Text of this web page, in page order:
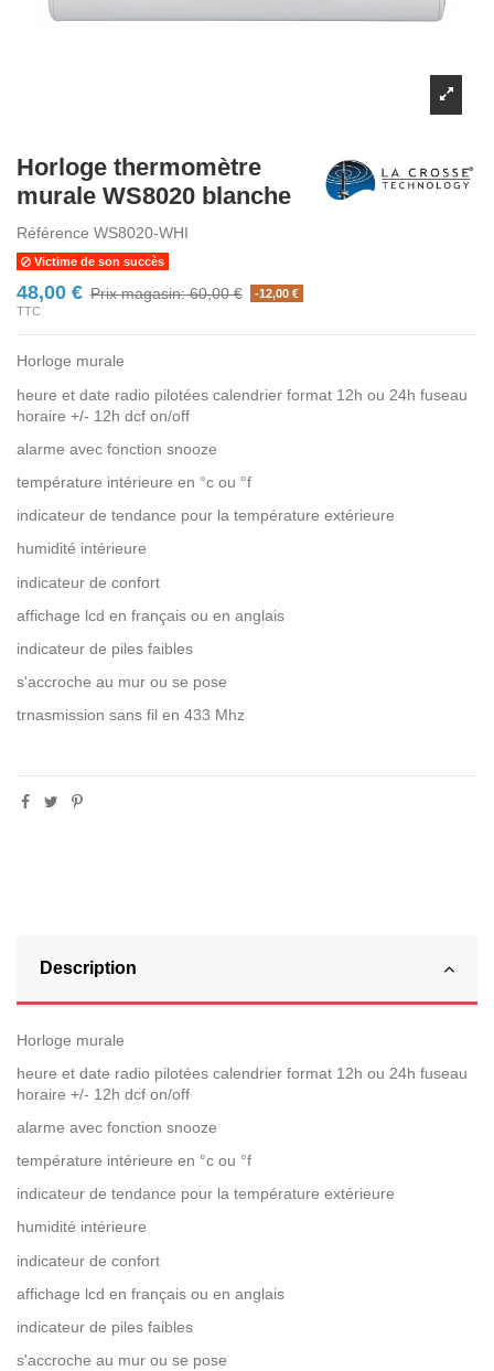
Horloge thermomètre
murale WS8020 blanche
Référence WS8020-WHI
Victime de son succès
48,00 € Prix magasin: 60,00 €
-12,00 €
TTC
Horloge murale
heure et date radio pilotées calendrier format 12h ou 24h fuseau
horaire +/- 12h dcf on/off
alarme avec fonction snooze
température intérieure en °c ou °f
indicateur de tendance pour la température extérieure
humidité intérieure
indicateur de confort
affichage lcd en français ou en anglais
indicateur de piles faibles
s'accroche au mur ou se pose
trnasmission sans fil en 433 Mhz
Description
Horloge murale
heure et date radio pilotées calendrier format 12h ou 24h fuseau
horaire +/- 12h dcf on/off
alarme avec fonction snooze
température intérieure en °c ou °f
indicateur de tendance pour la température extérieure
humidité intérieure
indicateur de confort
affichage lcd en français ou en anglais
indicateur de piles faibles
s'accroche au mur ou se pose